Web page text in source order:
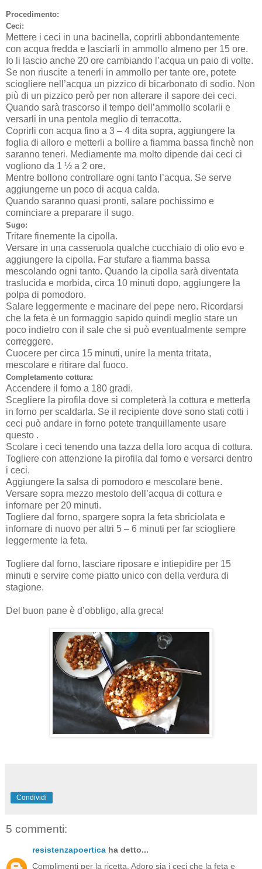
Procedimento:
Ceci:
Mettere i ceci in una bacinella, coprirli abbondantemente
con acqua fredda e lasciarli in ammollo almeno per 15 ore.
Io li lascio anche 20 ore cambiando l’acqua un paio di volte.
Se non riuscite a tenerli in ammollo per tante ore, potete
sciogliere nell’acqua un pizzico di bicarbonato di sodio. Non
più di un pizzico però per non alterare il sapore dei ceci.
Quando sarà trascorso il tempo dell’ammollo scolarli e
versarli in una pentola meglio di terracotta.
Coprirli con acqua fino a 3 – 4 dita sopra, aggiungere la
foglia di alloro e metterli a bollire a fiamma bassa finchè non
saranno teneri. Mediamente ma molto dipende dai ceci ci
vogliono da 1 ½ a 2 ore.
Mentre bollono controllare ogni tanto l’acqua. Se serve
aggiungerne un poco di acqua calda.
Quando saranno quasi pronti, salare pochissimo e
cominciare a preparare il sugo.
Sugo:
Tritare finemente la cipolla.
Versare in una casseruola qualche cucchiaio di olio evo e
aggiungere la cipolla. Far stufare a fiamma bassa
mescolando ogni tanto. Quando la cipolla sarà diventata
traslucida e morbida, circa 10 minuti dopo, aggiungere la
polpa di pomodoro.
Salare leggermente e macinare del pepe nero. Ricordarsi
che la feta è un formaggio sapido quindi meglio stare un
poco indietro con il sale che si può eventualmente sempre
correggere.
Cuocere per circa 15 minuti, unire la menta tritata,
mescolare e ritirare dal fuoco.
Completamento cottura:
Accendere il forno a 180 gradi.
Scegliere la pirofila dove si completerà la cottura e metterla
in forno per scaldarla. Se il recipiente dove sono stati cotti i
ceci può andare in forno potete tranquillamente usare
questo .
Scolare i ceci tenendo una tazza della loro acqua di cottura.
Togliere con attenzione la pirofila dal forno e versarci dentro
i ceci.
Aggiungere la salsa di pomodoro e mescolare bene.
Versare sopra mezzo mestolo dell’acqua di cottura e
infornare per 20 minuti.
Togliere dal forno, spargere sopra la feta sbriciolata e
infornare di nuovo per altri 5 – 6 minuti per far sciogliere
leggermente la feta.
Togliere dal forno, lasciare riposare e intiepidire per 15
minuti e servire come piatto unico con della verdura di
stagione.
Del buon pane è d’obbligo, alla greca!
Condividi
5 commenti:
resistenzapoertica ha detto...
Complimenti per la ricetta. Adoro sia i ceci che la feta e